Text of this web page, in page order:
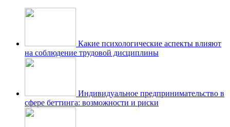
Какие психологические аспекты влияют
на соблюдение трудовой дисциплины
Индивидуальное предпринимательство в
сфере беттинга: возможности и риски